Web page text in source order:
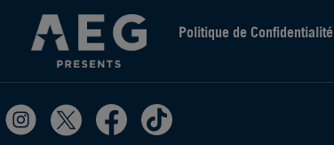
Politique de Confidentialité